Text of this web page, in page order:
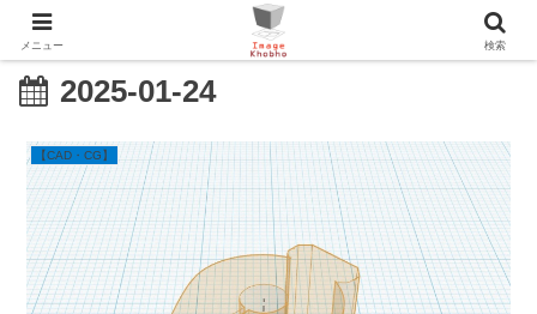
2025-01-24
【CAD・CG】
メニュー 検索